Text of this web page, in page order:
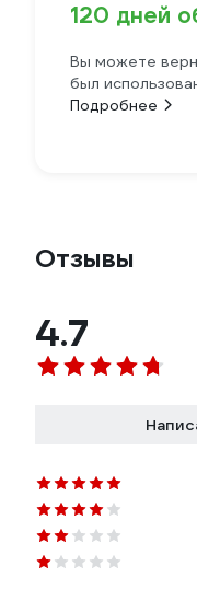
120 дней
Вы можете
был
Подробнее
Отзывы
4.7